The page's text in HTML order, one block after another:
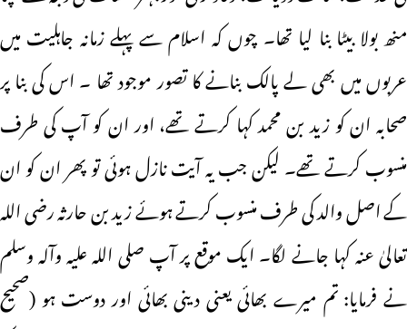
منھ بولا بیٹا بنا لیا تھا۔ چوں کہ اسلام سے پہلے زمانہ جاہلیت میں
عربوں میں بھی لے پالک بنانے کا تصور موجود تھا ۔ اس کی بنا پر
صحابہ ان کو زید بن محمد کہا کرتے تھے، اور ان کو آپ کی طرف
منسوب کرتے تھے۔ لیکن جب یہ آیت نازل ہوئی تو پھر ان کو ان
کے اصل والد کی طرف منسوب کرتے ہوئے زید بن حارثہ رضی اللہ
تعالیٰ عنہ کہا جانے لگا۔ ایک موقع پر آپ صلی اللہ علیہ وآلہ وسلم
نے فرمایا: تم میرے بھائی یعنی دینی بھائی اور دوست ہو (صحیح